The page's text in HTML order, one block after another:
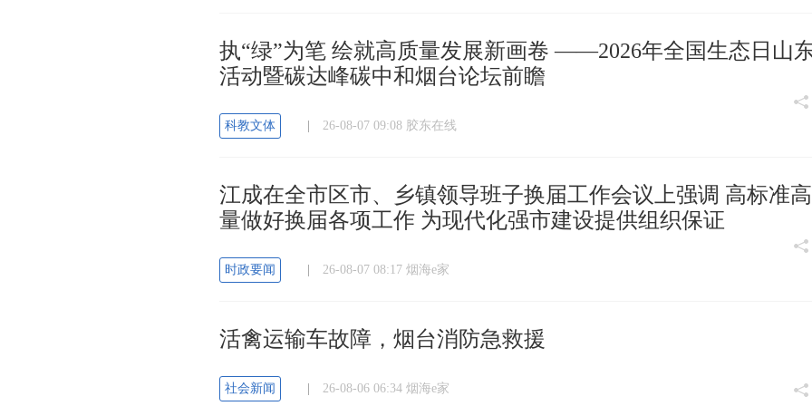
执“绿”为笔 绘就高质量发展新画卷 ——2026年全国生态日山
活动暨碳达峰碳中和烟台论坛前瞻
科教文体 26-08-07 09:08 胶东在线
江成在全市区市、乡镇领导班子换届工作会议上强调 高标准
量做好换届各项工作 为现代化强市建设提供组织保证
时政要闻 26-08-07 08:17 烟海e家
活禽运输车故障，烟台消防急救援
社会新闻 26-08-06 06:34 烟海e家